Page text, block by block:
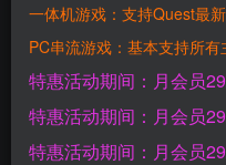
黄金SVIP月会员免费
游戏截图【VR
一体机游戏：支持Quest最
PC串流游戏：基本支持所有
特惠活动期间：月会员
特惠活动期间：月会员
特惠活动期间：月会员